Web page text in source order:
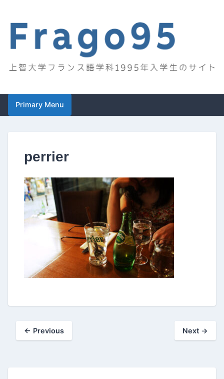
content
Frago95
Primary Menu
perrier
← Previous Next →